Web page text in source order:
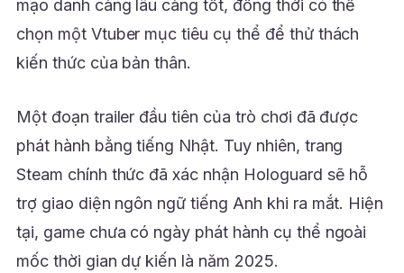
mạo danh càng lâu càng tốt, đồng thời có thể
chọn một Vtuber mục tiêu cụ thể để thử thách
kiến thức của bản thân.
Một đoạn trailer đầu tiên của trò chơi đã được
phát hành bằng tiếng Nhật. Tuy nhiên, trang
Steam chính thức đã xác nhận Hologuard sẽ hỗ
trợ giao diện ngôn ngữ tiếng Anh khi ra mắt. Hiện
tại, game chưa có ngày phát hành cụ thể ngoài
mốc thời gian dự kiến là năm 2025.